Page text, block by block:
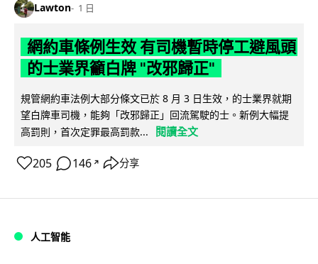
Lawton 1 日
網約車條例生效 有司機暫時停工避風頭
的士業界籲白牌 "改邪歸正"
規管網約車法例大部分條文已於 8 月 3 日生效，的士業界就期
望白牌車司機，能夠「改邪歸正」回流駕駛的士。新例大幅提
高罰則，首次定罪最高罰款...
閱讀全文
205 146 ↗ 分享
人工智能